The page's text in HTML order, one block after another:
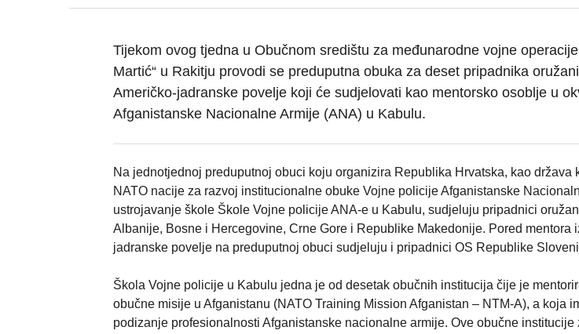
Tijekom ovog tjedna u Obučnom središtu za međunarodne vojne
Martić“ u Rakitju provodi se preduputna obuka za deset pripadnika
Američko-jadranske povelje koji će sudjelovati kao mentorsko osoblje u
Afganistanske Nacionalne Armije (ANA) u Kabulu.
Na jednotjednoj preduputnoj obuci koju organizira Republika Hrvatska, kao država
NATO nacije za razvoj institucionalne obuke Vojne policije Afganistanske
ustrojavanje škole Škole Vojne policije ANA-e u Kabulu, sudjeluju pripadnici
Albanije, Bosne i Hercegovine, Crne Gore i Republike Makedonije. Pored mentora
jadranske povelje na preduputnoj obuci sudjeluju i pripadnici OS Republike
Škola Vojne policije u Kabulu jedna je od desetak obučnih institucija čije je
obučne misije u Afganistanu (NATO Training Mission Afganistan – NTM-A), a koja
podizanje profesionalnosti Afganistanske nacionalne armije. Ove obučne institucije